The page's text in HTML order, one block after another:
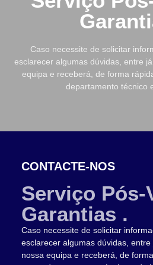
Caso necessite de solicitar
esclarecer algumas dúvidas, entre
equipa e receberá, de forma
departamento técnico
CONTACTE-NOS
Serviço Pós-
Garantias .
Caso necessite de solicitar
esclarecer algumas dúvidas,
nossa equipa e receberá, de